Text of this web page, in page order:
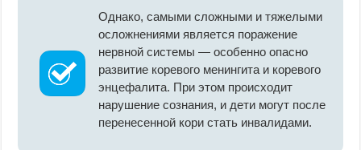
Однако, самыми сложными и тяжелыми
осложнениями является поражение
нервной системы — особенно опасно
развитие коревого менингита и коревого
энцефалита. При этом происходит
нарушение сознания, и дети могут после
перенесенной кори стать инвалидами.